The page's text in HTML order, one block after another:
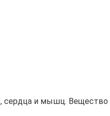
сердца и мышц.